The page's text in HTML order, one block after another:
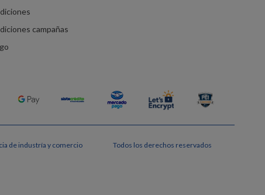
campañas
de industría y comercio Todos los derechos reservados